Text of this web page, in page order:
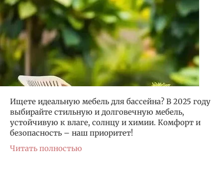
Ищете идеальную мебель для бассейна? В 2025 году
выбирайте стильную и долговечную мебель,
устойчивую к влаге, солнцу и химии. Комфорт и
безопасность – наш приоритет!
Читать полностью